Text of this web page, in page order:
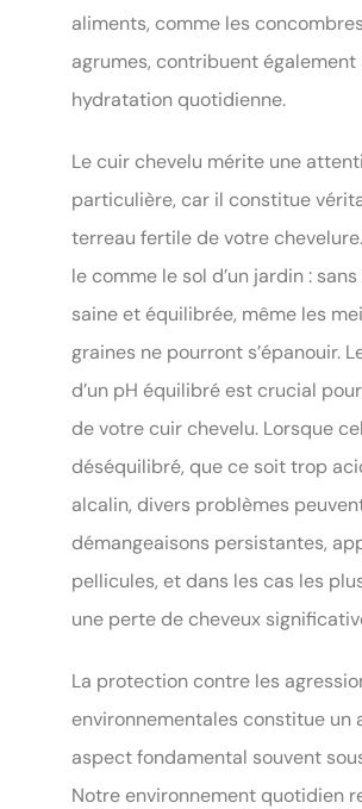
aliments, comme les
agrumes, contribuent également
hydratation quotidienne.
Le cuir chevelu mérite une
particulière, car il constitue
terreau fertile de votre
le comme le sol d’un jardin :
saine et équilibrée, même les
graines ne pourront s’épanouir.
d’un pH équilibré est crucial
de votre cuir chevelu. Lorsque
déséquilibré, que ce soit trop
alcalin, divers problèmes
démangeaisons persistantes,
pellicules, et dans les cas les
une perte de cheveux
La protection contre les
environnementales constitue un
aspect fondamental souvent
Notre environnement quotidien